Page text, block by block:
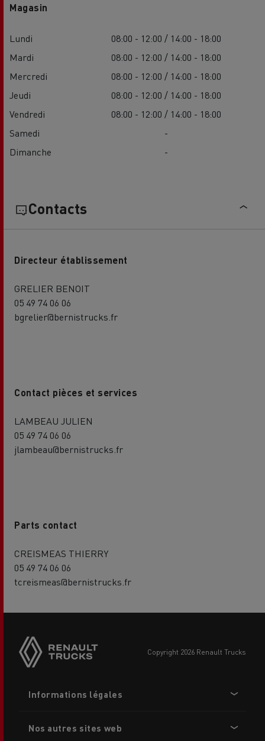
Magasin
Lundi
08:00 - 12:00 / 14:00 - 18:00
Mardi
08:00 - 12:00 / 14:00 - 18:00
Mercredi
08:00 - 12:00 / 14:00 - 18:00
Jeudi
08:00 - 12:00 / 14:00 - 18:00
Vendredi
08:00 - 12:00 / 14:00 - 18:00
Samedi
-
Dimanche
-
Contacts
Directeur établissement
GRELIER BENOIT
05 49 74 06 06
bgrelier@bernistrucks.fr
Contact pièces et services
LAMBEAU JULIEN
05 49 74 06 06
jlambeau@bernistrucks.fr
Parts contact
CREISMEAS THIERRY
05 49 74 06 06
tcreismeas@bernistrucks.fr
buttons
copyright 2026 Renault Trucks
menu
Informations légales
Nos autres sites web